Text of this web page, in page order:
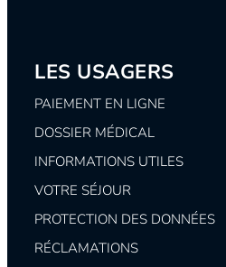
LES USAGERS
PAIEMENT EN LIGNE
DOSSIER MÉDICAL
INFORMATIONS UTILES
VOTRE SÉJOUR
PROTECTION DES DONNÉES
RÉCLAMATIONS